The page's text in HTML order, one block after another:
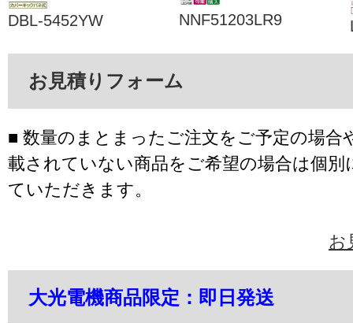
DBL-5452YW NNF51203LR9
お見積りフォーム
■ 数量のまとまったご注文をご予定の場合
載されていない商品をご希望の場合は個別
ていただきます。
お
大光電機商品限定：即日発送